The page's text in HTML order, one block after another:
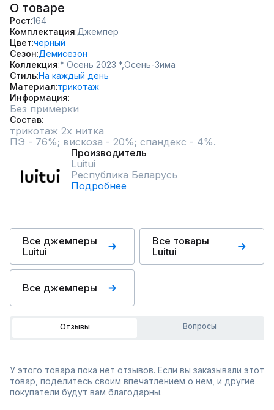
О товаре
Рост 164
Комплектация Джемпер
Цвет черный
Сезон Демисезон
Коллекция * Осень 2023 *,Осень-Зима
СтильНа каждый день
Материал трикотаж
Информация
Без примерки
Состав
трикотаж 2х нитка
ПЭ - 76%; вискоза - 20%; спандекс - 4%.
Производитель
Luitui
Республика Беларусь
Подробнее
Все джемперы
Luitui
Все товары
Luitui
Все джемперы
Отзывы Вопросы
У этого товара пока нет отзывов. Если вы заказывали этот
товар, поделитесь своим впечатлением о нём, и другие
покупатели будут вам благодарны.